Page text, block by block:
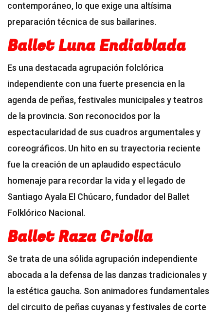
contemporáneo, lo que exige una altísima
preparación técnica de sus bailarines.
Ballet Luna Endiablada
Es una destacada agrupación folclórica
independiente con una fuerte presencia en la
agenda de peñas, festivales municipales y teatros
de la provincia. Son reconocidos por la
espectacularidad de sus cuadros argumentales y
coreográficos. Un hito en su trayectoria reciente
fue la creación de un aplaudido espectáculo
homenaje para recordar la vida y el legado de
Santiago Ayala El Chúcaro, fundador del Ballet
Folklórico Nacional.
Ballet Raza Criolla
Se trata de una sólida agrupación independiente
abocada a la defensa de las danzas tradicionales y
la estética gaucha. Son animadores fundamentales
del circuito de peñas cuyanas y festivales de corte